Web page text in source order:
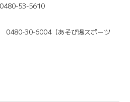
53-5610
30-6004（あそび場スポーツ